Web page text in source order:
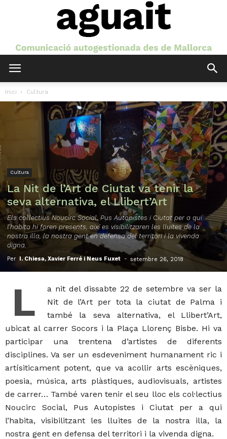
Inici Cultura
Cultura
La Nit de l’Art de Ciutat va tenir la
seva alternativa, el Llibert’Art
Els col·lectius Noucirc Social, Pus Autopistes i Ciutat per a qui
l’habita hi foren presents, així es visibilitzaren les lluites de la
nostra illa, la nostra gent en defensa del territori i la vivenda
digna.
Per I. Chiesa, Xavier Ferré i Neus Fuxet - setembre 26, 2018
L
a nit del dissabte 22 de setembre va ser la
Nit de l’Art per tota la ciutat de Palma i
també la seva alternativa, el Llibert’Art,
ubicat al carrer Socors i la Plaça Llorenç Bisbe. Hi va
participar una trentena d’artistes de diferents
disciplines. Va ser un esdeveniment humanament ric i
artísiticament potent, que va acollir arts escèniques,
poesia, música, arts plàstiques, audiovisuals, artistes
de carrer… També varen tenir el seu lloc els col·lectius
Noucirc Social, Pus Autopistes i Ciutat per a qui
l’habita, visibilitzant les lluites de la nostra illa, la
nostra gent en defensa del territori i la vivenda digna.